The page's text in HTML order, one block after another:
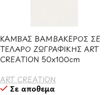
ΚΑΜΒΑΣ ΒΑΜΒΑΚΕΡΟΣ ΣΕ
ΤΕΛΑΡΟ ΖΩΓΡΑΦΙΚΗΣ ART
CREATION 50x100cm
ART CREATION
Σε απόθεμα